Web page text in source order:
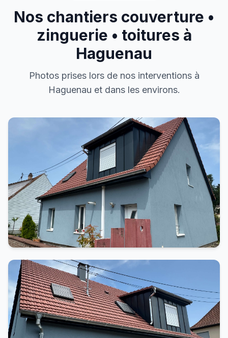
Nos chantiers couverture •
zinguerie • toitures à
Haguenau
Photos prises lors de nos interventions à
Haguenau et dans les environs.